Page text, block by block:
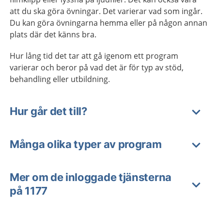
att du ska göra övningar. Det varierar vad som ingår.
Du kan göra övningarna hemma eller på någon annan
plats där det känns bra.
Hur lång tid det tar att gå igenom ett program
varierar och beror på vad det är för typ av stöd,
behandling eller utbildning.
Hur går det till?
Många olika typer av program
Mer om de inloggade tjänsterna
på 1177